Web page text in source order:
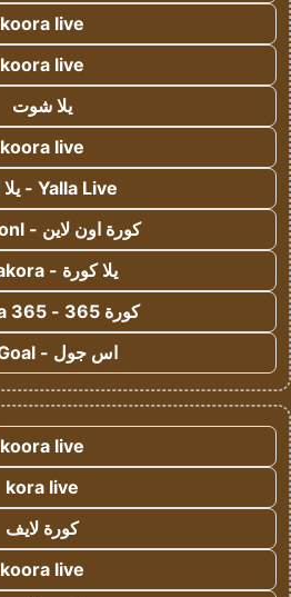
koora live
koora live
يلا شوت
koora live
Yalla Live - يلا لايف
كورة اون لاين - koora onl
يلا كورة - yallakora
كورة 365 - kooora 365
اس جول - AS Goal
koora live
kora live
كورة لايف
koora live